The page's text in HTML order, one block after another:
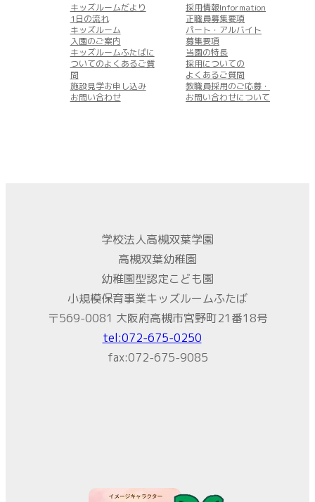
キッズルームだより
1日の流れ
キッズルーム
入園のご案内
キッズルームふたばに
ついてのよくあるご質
問
施設見学お申し込み
お問い合わせ
採用情報Information
正職員募集要項
パート・アルバイト
募集要項
当園の特長
採用についての
よくあるご質問
教職員採用のご応募・
お問い合わせについて
学校法人高槻双葉学園
高槻双葉幼稚園
幼稚園型認定こども園
小規模保育事業キッズルームふたば
〒569-0081 大阪府高槻市宮野町21番18号
tel:072-675-0250
fax:072-675-9085